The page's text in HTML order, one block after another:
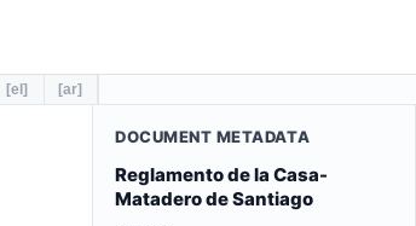
[el] [ar]
DOCUMENT METADATA
Reglamento de la Casa-
Matadero de Santiago